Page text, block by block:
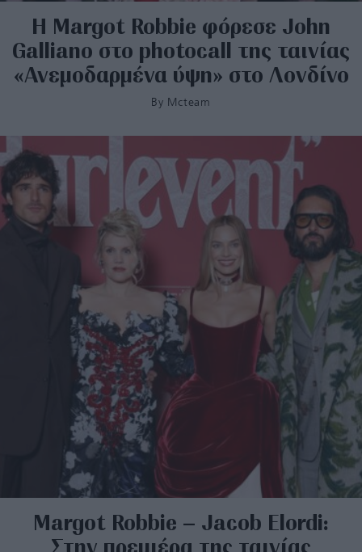
H Margot Robbie φόρεσε John
Galliano στο photocall της ταινίας
«Ανεμοδαρμένα ύψη» στο Λονδίνο
By Mcteam
Margot Robbie – Jacob Elordi:
Στην πρεμιέρα της ταινίας